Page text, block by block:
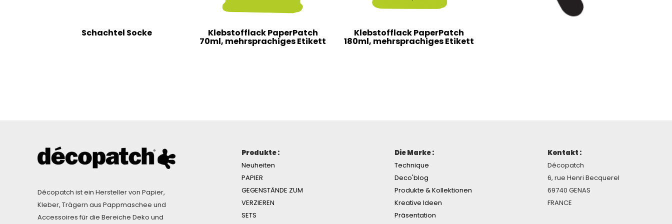
Schachtel Socke Klebstofflack PaperPatch
70ml, mehrsprachiges Etikett
Klebstofflack PaperPatch
180ml, mehrsprachiges Etikett
Décopatch ist ein Hersteller von Papier,
Kleber, Trägern aus Pappmaschee und
Accessoires für die Bereiche Deko und
Produkte :
Neuheiten
PAPIER
GEGENSTÄNDE ZUM
VERZIEREN
SETS
Die Marke :
Technique
Deco'blog
Produkte & Kollektionen
Kreative Ideen
Präsentation
Kontakt :
Décopatch
6, rue Henri Becquerel
69740 GENAS
FRANCE